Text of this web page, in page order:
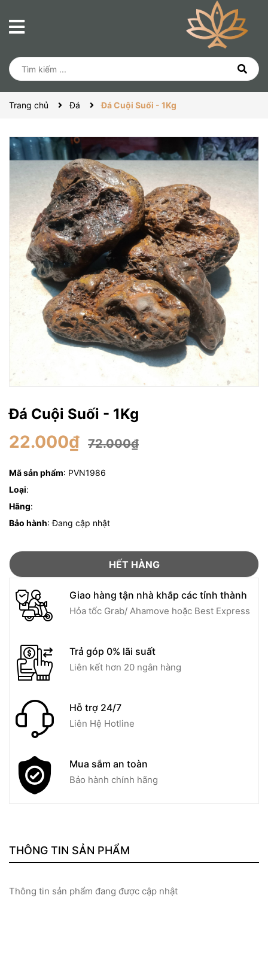
Trang chủ Đá Đá Cuội Suối - 1Kg
Đá Cuội Suối - 1Kg
22.000₫ 72.000₫
Mã sản phẩm: PVN1986
Loại:
Hãng:
Bảo hành: Đang cập nhật
HẾT HÀNG
Giao hàng tận nhà khắp các tỉnh thành
Hỏa tốc Grab/ Ahamove hoặc Best Express
Trả góp 0% lãi suất
Liên kết hơn 20 ngân hàng
Hỗ trợ 24/7
Liên Hệ Hotline
Mua sắm an toàn
Bảo hành chính hãng
THÔNG TIN SẢN PHẨM
Thông tin sản phẩm đang được cập nhật